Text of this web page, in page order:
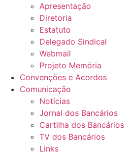
Apresentação
Diretoria
Estatuto
Delegado Sindical
Webmail
Projeto Memória
Convenções e Acordos
Comunicação
Notícias
Jornal dos Bancários
Cartilha dos Bancários
TV dos Bancários
Links